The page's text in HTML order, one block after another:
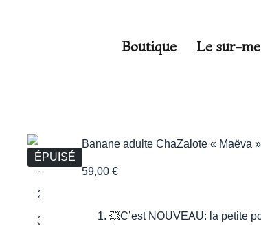
Boutique Le sur-
ÉPUISÉ
Banane adulte ChaZalote « Maëva »
59,00 €
💥C’est NOUVEAU: la petite